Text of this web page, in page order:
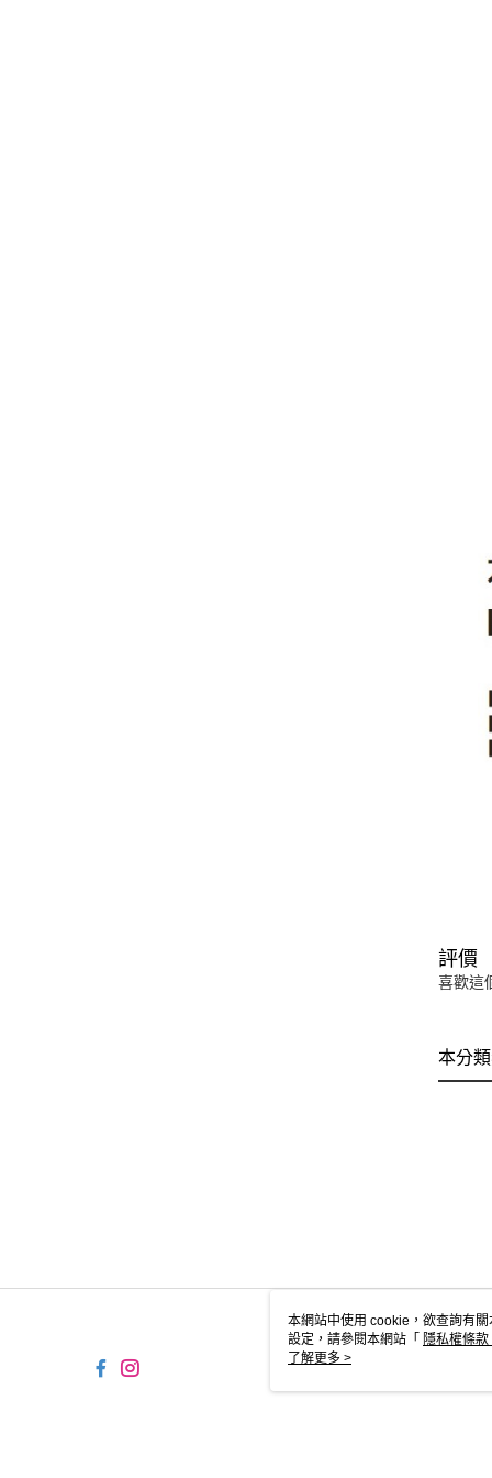
評價
喜歡這
本分
本網站中使用 cookie，欲查詢有
設定，請參閱本網站「 隱私權條款
使用 cookie。
了解更多 >